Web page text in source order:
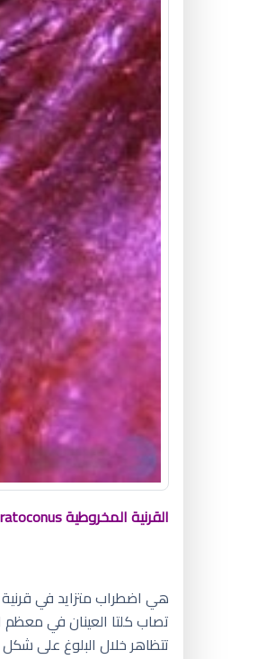
القرنية المخروطية
هي اضطراب متزايد في قرنية
تصاب كلتا العينان في معظم
تتظاهر خلال البلوغ على